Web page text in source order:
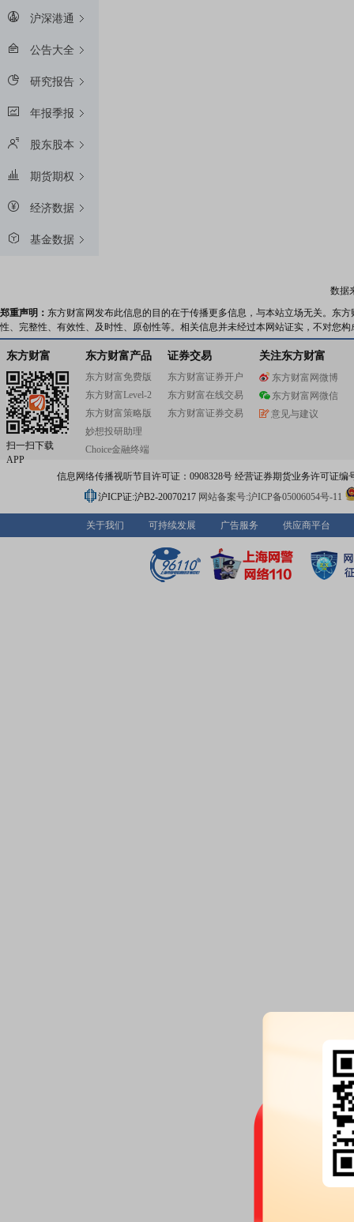
沪深港通
公告大全
研究报告
年报季报
股东股本
期货期权
经济数据
基金数据
数据
郑重声明： 东方财富网发布此信息的目的在于传播更多信息，与本站立场无关。东
性、完整性、有效性、及时性、原创性等。相关信息并未经过本网站证实，不对您
东方财富
扫一扫下载
APP
东方财富产品
东方财富免费版
东方财富Level-2
东方财富策略版
妙想投研助理
Choice金融终端
证券交易
东方财富证券开户
东方财富在线交易
东方财富证券交易
关注东方财富
东方财富网微博
东方财富网微信
意见与建议
信息网络传播视听节目许可证：0908328号 经营证券期货业务许可证编
沪ICP证:沪B2-20070217 网站备案号:沪ICP备05006054号-11
关于我们 可持续发展 广告服务 供应商平台